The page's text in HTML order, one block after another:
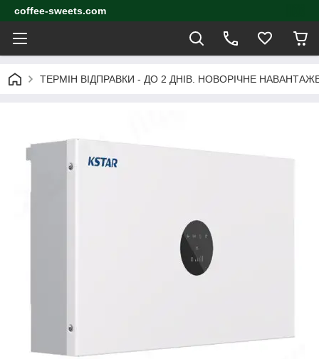
coffee-sweets.com
ТЕРМІН ВІДПРАВКИ - ДО 2 ДНІВ. НОВОРІЧНЕ